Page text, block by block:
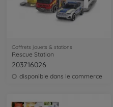
Coffrets jouets & stations
Rescue Station
203716026
disponible dans le commerce